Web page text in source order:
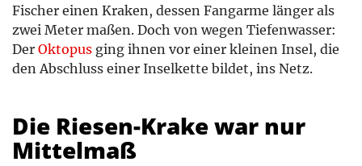
Fischer einen Kraken, dessen Fangarme länger als
zwei Meter maßen. Doch von wegen Tiefenwasser:
Der Oktopus ging ihnen vor einer kleinen Insel, die
den Abschluss einer Inselkette bildet, ins Netz.
Die Riesen-Krake war nur
Mittelmaß